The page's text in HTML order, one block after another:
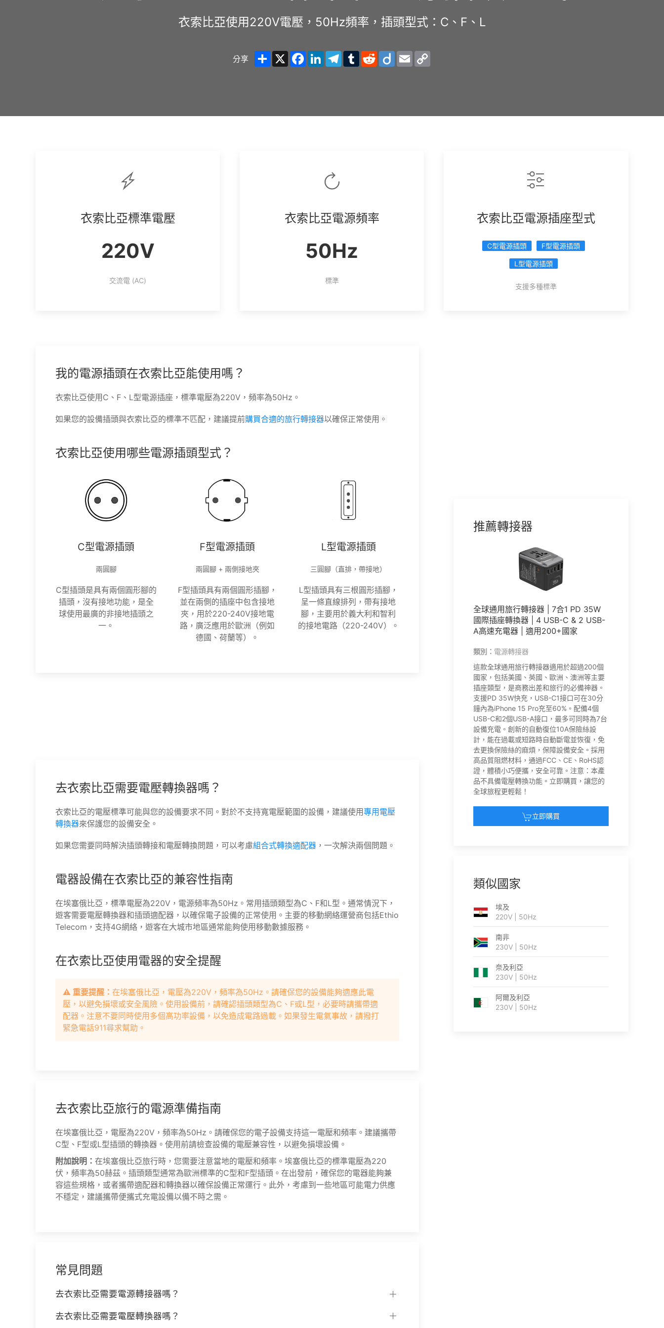
衣索比亞使用220V電壓，50Hz頻率，插頭型式：C、F、L
分享 ShareX Facebook
LinkedInTelegram
TumblrRedditDiigo Email
衣索比亞標準電壓
220V
交流電 (AC)
衣索比亞電源頻率
50Hz
標準
衣索比亞電源插座型式
C型電源插頭 F型電源插頭
L型電源插頭
支援多種標準
我的電源插頭在衣索比亞能使用嗎？
衣索比亞使用C、F、L型電源插座，標準電壓為220V，頻率為50Hz。
如果您的設備插頭與衣索比亞的標準不匹配，建議提前購買合適的旅行轉接器以確保正常使用。
衣索比亞使用哪些電源插頭型式？
C型電源插頭
兩圓腳
C型插頭是具有兩個圓形腳的
插頭，沒有接地功能，是全
球使用最廣的非接地插頭之
一。
F型電源插頭
兩圓腳 + 兩側接地夾
F型插頭具有兩個圓形插腳，
並在兩側的插座中包含接地
夾，用於220-240V接地電
路，廣泛應用於歐洲（例如
德國、荷蘭等）。
L型電源插頭
三圓腳（直排，帶接地）
L型插頭具有三根圓形插腳，
呈一條直線排列，帶有接地
腳，主要用於義大利和智利
的接地電路（220-240V）。
去衣索比亞需要電壓轉換器嗎？
衣索比亞的電壓標準可能與您的設備要求不同。對於不支持寬電壓範圍的設備，建議使用專用電壓
轉換器來保護您的設備安全。
如果您需要同時解決插頭轉接和電壓轉換問題，可以考慮組合式轉換適配器 ，一次解決兩個問題。
電器設備在衣索比亞的兼容性指南
在埃塞俄比亞，標準電壓為220V，電源頻率為50Hz。常用插頭類型為C、F和L型。通常情況下，
遊客需要電壓轉換器和插頭適配器，以確保電子設備的正常使用。主要的移動網絡運營商包括Ethio
Telecom，支持4G網絡，遊客在大城市地區通常能夠使用移動數據服務。
在衣索比亞使用電器的安全提醒
⚠️ 重要提醒： 在埃塞俄比亞，電壓為220V，頻率為50Hz。請確保您的設備能夠適應此電
壓，以避免損壞或安全風險。使用設備前，請確認插頭類型為C、F或L型，必要時請攜帶適
配器。注意不要同時使用多個高功率設備，以免造成電路過載。如果發生電氣事故，請撥打
緊急電話911尋求幫助。
去衣索比亞旅行的電源準備指南
在埃塞俄比亞，電壓為220V，頻率為50Hz。請確保您的電子設備支持這一電壓和頻率。建議攜帶
C型、F型或L型插頭的轉換器。使用前請檢查設備的電壓兼容性，以避免損壞設備。
附加說明： 在埃塞俄比亞旅行時，您需要注意當地的電壓和頻率。埃塞俄比亞的標準電壓為220
伏，頻率為50赫茲。插頭類型通常為歐洲標準的C型和F型插頭。在出發前，確保您的電器能夠兼
容這些規格，或者攜帶適配器和轉換器以確保設備正常運行。此外，考慮到一些地區可能電力供應
不穩定，建議攜帶便攜式充電設備以備不時之需。
常見問題
去衣索比亞需要電源轉接器嗎？
去衣索比亞需要電壓轉換器嗎？
推薦轉接器
全球通用旅行轉接器 | 7合1 PD 35W
國際插座轉換器 | 4 USB-C & 2 USB-
A高速充電器 | 適用200+國家
類別： 電源轉接器
這款全球通用旅行轉接器適用於超過200個
國家，包括美國、英國、歐洲、澳洲等主要
插座類型，是商務出差和旅行的必備神器。
支援PD 35W快充，USB-C1接口可在30分
鐘內為iPhone 15 Pro充至60%。配備4個
USB-C和2個USB-A接口，最多可同時為7台
設備充電。創新的自動復位10A保險絲設
計，能在過載或短路時自動斷電並恢復，免
去更換保險絲的麻煩，保障設備安全。採用
高品質阻燃材料，通過FCC、CE、RoHS認
證，體積小巧便攜，安全可靠。注意：本產
品不具備電壓轉換功能。立即購買，讓您的
全球旅程更輕鬆！
立即購買
類似國家
埃及
220V | 50Hz
南非
230V | 50Hz
奈及利亞
230V | 50Hz
阿爾及利亞
230V | 50Hz